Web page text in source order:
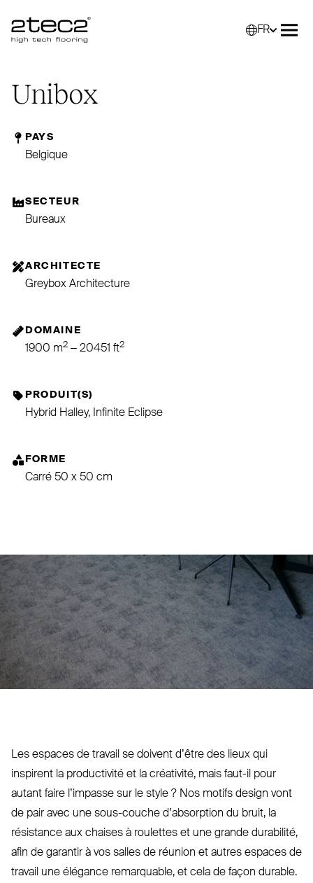
Primary
FR
Unibox
PAYS
Belgique
SECTEUR
Bureaux
ARCHITECTE
Greybox Architecture
DOMAINE
1900 m2 – 20451 ft2
PRODUIT(S)
Hybrid Halley, Infinite Eclipse
FORME
Carré 50 x 50 cm
Les espaces de travail se doivent d’être des lieux qui
inspirent la pro­ductivité et la créativité, mais faut-il pour
autant faire l’impasse sur le style ? Nos motifs design vont
de pair avec une sous-couche d’ab­sorption du bruit, la
résistance aux chaises à roulettes et une grande durabilité,
afin de garantir à vos salles de réunion et autres espaces de
travail une élégance remarquable, et cela de façon durable.